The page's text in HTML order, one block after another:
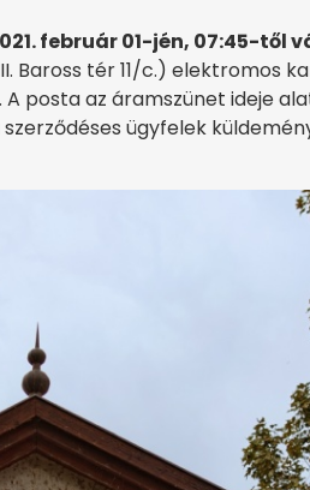
február 01-jén, 07:45-től
Baross tér 11/c.) elektromos
A posta az áramszünet ideje
ügyfelek